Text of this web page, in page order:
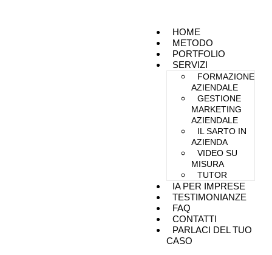
HOME
METODO
PORTFOLIO
SERVIZI
FORMAZIONE
AZIENDALE
GESTIONE
MARKETING
AZIENDALE
IL SARTO IN
AZIENDA
VIDEO SU
MISURA
TUTOR
IA PER IMPRESE
TESTIMONIANZE
FAQ
CONTATTI
PARLACI DEL TUO
CASO